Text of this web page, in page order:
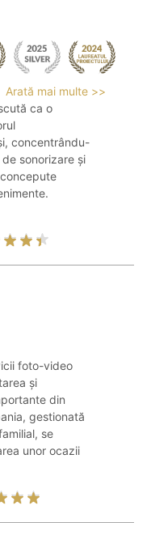
Arată mai multe >>
ca o
concentrându-
sonorizare și
foto-video
și
din
gestionată
se
unor ocazii